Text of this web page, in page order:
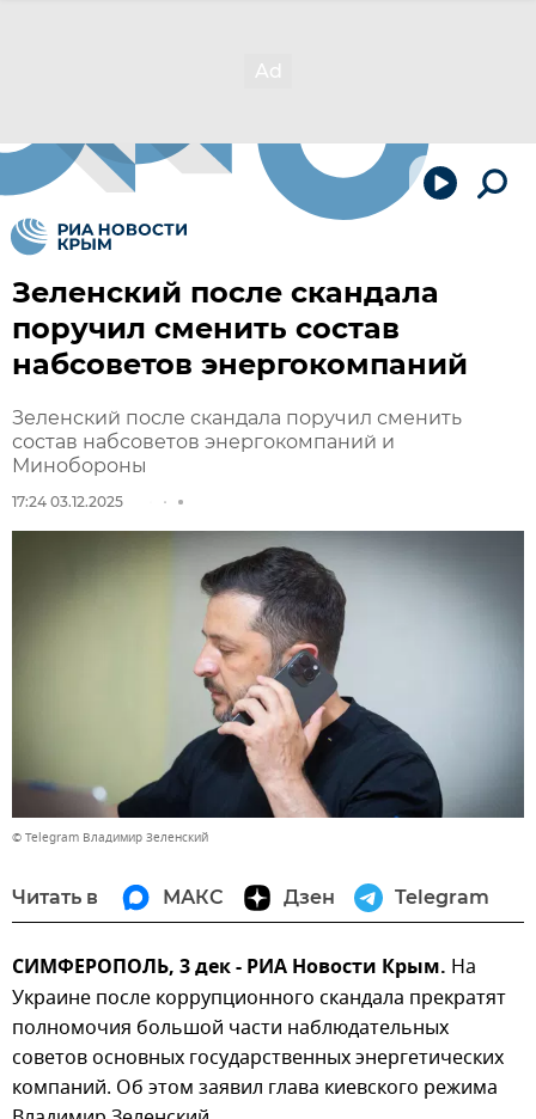
Зеленский после скандала
поручил сменить состав
набсоветов энергокомпаний
Зеленский после скандала поручил сменить
состав набсоветов энергокомпаний и
Минобороны
17:24 03.12.2025
© Telegram Владимир Зеленский
Читать в МАКС Дзен Telegram
СИМФЕРОПОЛЬ, 3 дек - РИА Новости Крым. На
Украине после коррупционного скандала прекратят
полномочия большой части наблюдательных
советов основных государственных энергетических
компаний. Об этом заявил глава киевского режима